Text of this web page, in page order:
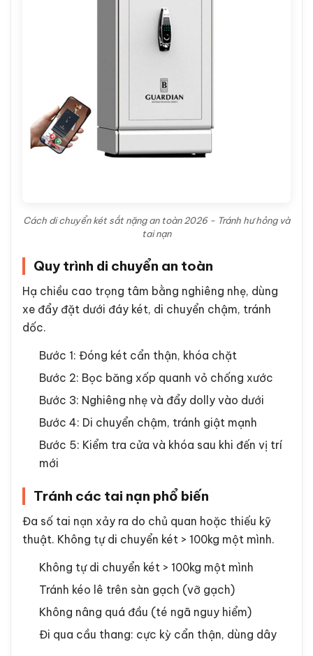
Cách di chuyển két sắt nặng an toàn 2026 - Tránh hư hỏng và
tai nạn
Quy trình di chuyển an toàn
Hạ chiều cao trọng tâm bằng nghiêng nhẹ, dùng
xe đẩy đặt dưới đáy két, di chuyển chậm, tránh
dốc.
Bước 1: Đóng két cẩn thận, khóa chặt
Bước 2: Bọc băng xốp quanh vỏ chống xước
Bước 3: Nghiêng nhẹ và đẩy dolly vào dưới
Bước 4: Di chuyển chậm, tránh giật mạnh
Bước 5: Kiểm tra cửa và khóa sau khi đến vị trí
mới
Tránh các tai nạn phổ biến
Đa số tai nạn xảy ra do chủ quan hoặc thiếu kỹ
thuật. Không tự di chuyển két > 100kg một mình.
Không tự di chuyển két > 100kg một mình
Tránh kéo lê trên sàn gạch (vỡ gạch)
Không nâng quá đầu (té ngã nguy hiểm)
Đi qua cầu thang: cực kỳ cẩn thận, dùng dây